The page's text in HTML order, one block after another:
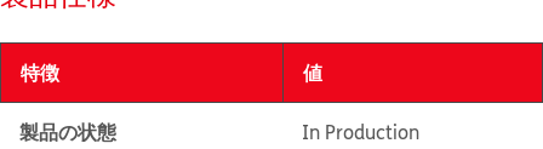
特徴 値
製品の状態 In Production